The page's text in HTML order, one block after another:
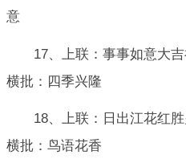
意
17、上联：事事如意大
横批：四季兴隆
18、上联：日出江花红
横批：鸟语花香